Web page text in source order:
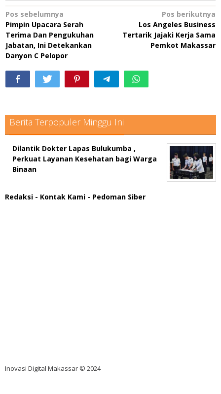
Navigasi
pos
Pos sebelumnya
Pimpin Upacara Serah
Terima Dan Pengukuhan
Jabatan, Ini Detekankan
Danyon C Pelopor
Pos berikutnya
Los Angeles Business
Tertarik Jajaki Kerja Sama
Pemkot Makassar
Berita Terpopuler Minggu Ini
Dilantik Dokter Lapas Bulukumba ,
Perkuat Layanan Kesehatan bagi Warga
Binaan
Redaksi - Kontak Kami - Pedoman Siber
Inovasi Digital Makassar © 2024